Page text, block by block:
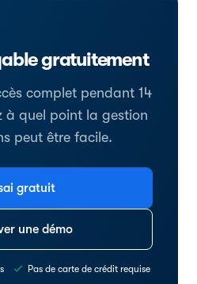
gratuitement
complet pendant 14
à quel point la gestion
peut être facile.
gratuit
une démo
Pas de carte de crédit requise